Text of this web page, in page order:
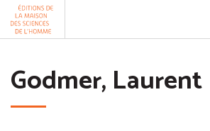
Aller au contenu
Godmer, Laurent
Panneau de gestion des cookies